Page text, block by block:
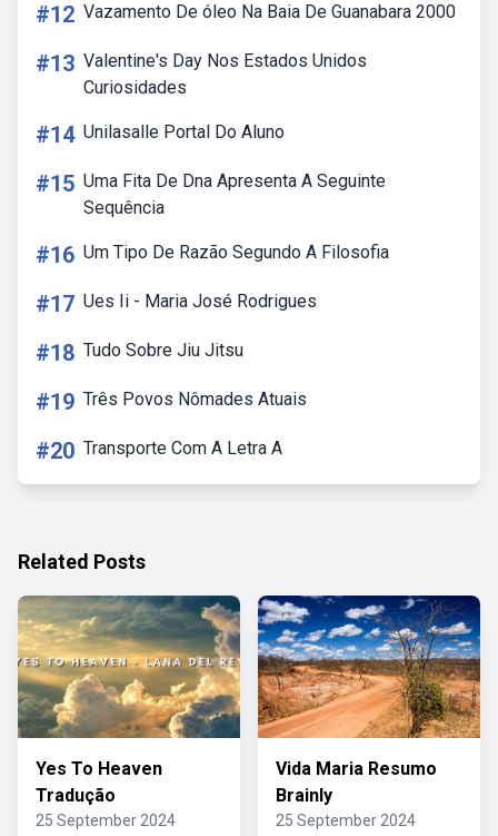
#12 Vazamento De óleo Na Baia De Guanabara 2000
#13 Valentine's Day Nos Estados Unidos
Curiosidades
#14 Unilasalle Portal Do Aluno
#15 Uma Fita De Dna Apresenta A Seguinte
Sequência
#16 Um Tipo De Razão Segundo A Filosofia
#17 Ues Ii - Maria José Rodrigues
#18 Tudo Sobre Jiu Jitsu
#19 Três Povos Nômades Atuais
#20 Transporte Com A Letra A
Related Posts
Yes To Heaven
Tradução
25 September 2024
Vida Maria Resumo
Brainly
25 September 2024